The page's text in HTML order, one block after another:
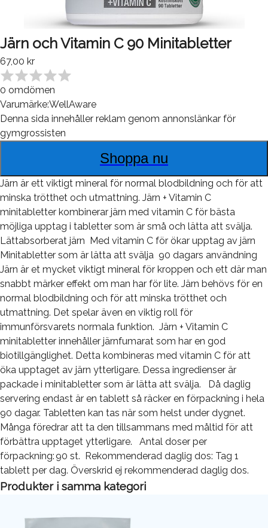
Järn och Vitamin C 90 Minitabletter
67,00 kr
0 omdömen
Varumärke:WellAware
Denna sida innehåller reklam genom annonslänkar för
gymgrossisten
Shoppa nu
Järn är ett viktigt mineral för normal blodbildning och för att
minska trötthet och utmattning. Järn + Vitamin C
minitabletter kombinerar järn med vitamin C för bästa
möjliga upptag i tabletter som är små och lätta att svälja.
Lättabsorberat järn Med vitamin C för ökar upptag av järn
Minitabletter som är lätta att svälja 90 dagars användning
Järn är et mycket viktigt mineral för kroppen och ett där man
snabbt märker effekt om man har för lite. Järn behövs för en
normal blodbildning och för att minska trötthet och
utmattning. Det spelar även en viktig roll för
immunförsvarets normala funktion. Järn + Vitamin C
minitabletter innehåller järnfumarat som har en god
biotillgänglighet. Detta kombineras med vitamin C för att
öka upptaget av järn ytterligare. Dessa ingredienser är
packade i minitabletter som är lätta att svälja. Då daglig
servering endast är en tablett så räcker en förpackning i hela
90 dagar. Tabletten kan tas när som helst under dygnet.
Många föredrar att ta den tillsammans med måltid för att
förbättra upptaget ytterligare. Antal doser per
förpackning: 90 st. Rekommenderad daglig dos: Tag 1
tablett per dag. Överskrid ej rekommenderad daglig dos.
Produkter i samma kategori